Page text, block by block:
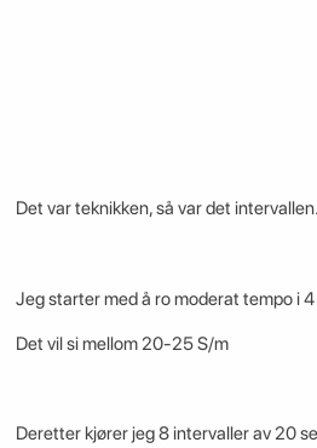
Det var teknikken, så var det intervallen.
Jeg starter med å ro moderat tempo i
Det vil si mellom 20-25 S/m
Deretter kjører jeg 8 intervaller av 20